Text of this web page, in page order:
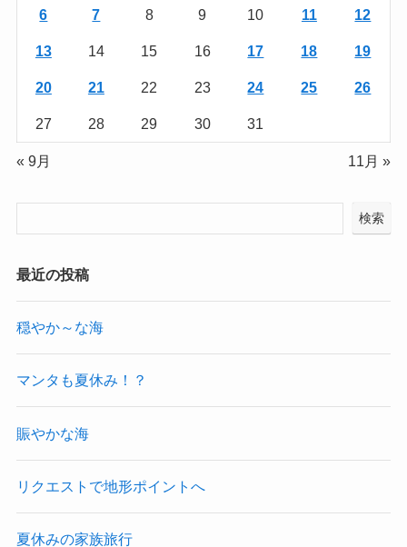
6 7 8 9 10 11 12
13 14 15 16 17 18 19
20 21 22 23 24 25 26
27 28 29 30 31
« 9月 11月 »
検索
最近の投稿
穏やか～な海
マンタも夏休み！？
賑やかな海
リクエストで地形ポイントへ
夏休みの家族旅行